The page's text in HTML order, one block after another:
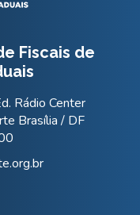
Fiscais de
Rádio Center
Brasília / DF